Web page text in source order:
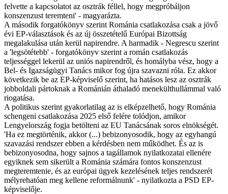
felvette a kapcsolatot az osztrák féllel, hogy megpróbáljon
konszenzust teremteni' - magyarázta.
A második forgatókönyv szerint Románia csatlakozása csak a jövő
évi EP-választások és az új összetételű Európai Bizottság
megalakulása után kerül napirendre. A harmadik - Negrescu szerint
a 'legsötétebb' - forgatókönyv szerint a román csatlakozás
teljességgel lekerül az uniós napirendről, és homályba vész, hogy a
Bel- és Igazságügyi Tanács mikor fog újra szavazni róla. Ez akkor
következik be az EP-képviselő szerint, ha hatásos lesz az osztrák
jobboldali pártoknak a Románián áthaladó menekülthullámmal való
riogatása.
A politikus szerint gyakorlatilag az is elképzelhető, hogy Románia
schengeni csatlakozása 2025 első felére tolódjon, amikor
Lengyelország fogja betölteni az EU Tanácsának soros elnökségét.
'Ha ez megtörténik, akkor (...) bebizonyosodik, hogy az egyhangú
szavazási rendszer ebben a kérdésben nem működhet. És az is
bebizonyosodna, hogy sajnos a tagállamok nyilatkozatai ellenére
egyiknek sem sikerült a Románia számára fontos konszenzust
megteremtenie, és az európai ügyek kezelésének teljes rendszerét
mélyrehatóan meg kellene reformálnunk' - nyilatkozta a PSD EP-
képviselője.